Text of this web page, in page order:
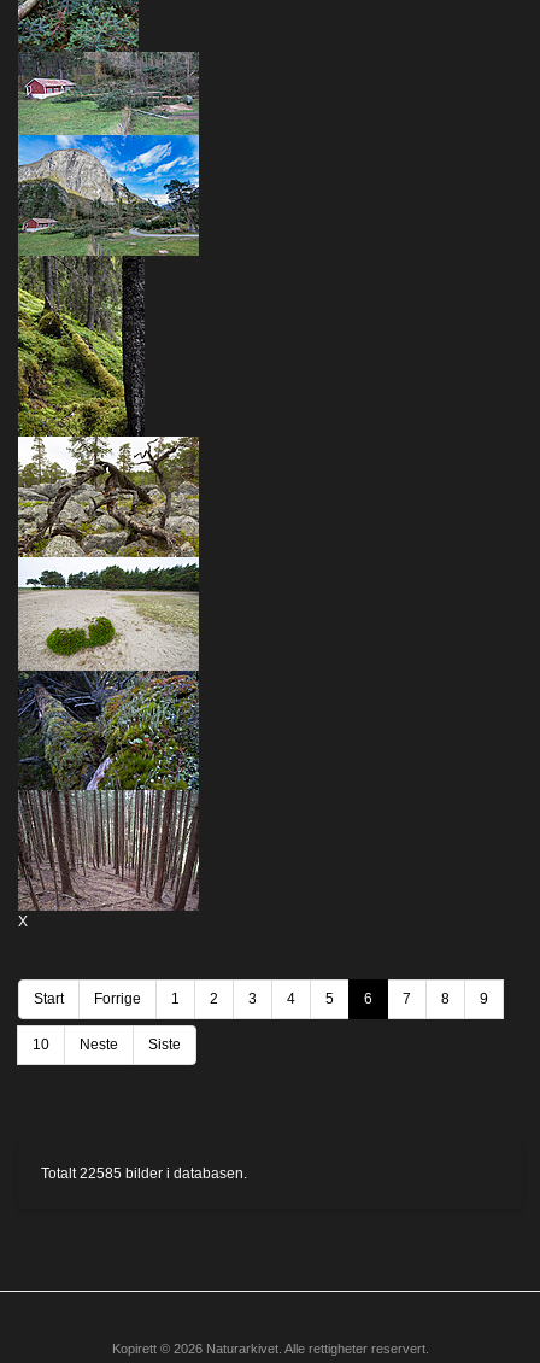
X
Start Forrige 1 2 3 4 5 6 7 8 9
10 Neste Siste
Totalt 22585 bilder i databasen.
Kopirett © 2026 Naturarkivet. Alle rettigheter reservert.